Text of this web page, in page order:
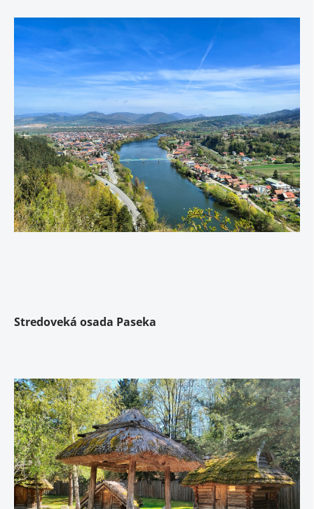
Stredoveká osada Paseka